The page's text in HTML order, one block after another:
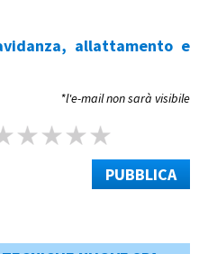
allattamento e
*l'e-mail non sarà visibile
PUBBLICA